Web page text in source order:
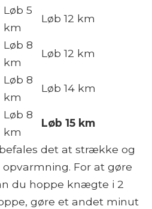
Løb 5
km
Løb 12 km
Løb 8
km
Løb 12 km
Løb 8
km
Løb 14 km
Løb 8
km
Løb 15 km
det at strække og
For at gøre
du hoppe knægte i 2
gøre et andet minut